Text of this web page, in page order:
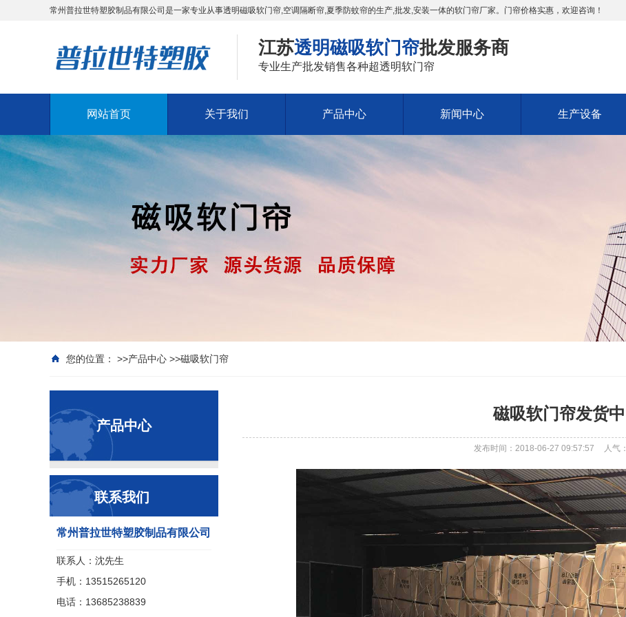
常州普拉世特塑胶制品有限公司是一家专业从事透明磁吸软门帘,空调隔断帘,夏季防蚊帘的生产,批发,安装一体的软门帘厂家。门帘价格实惠，欢迎咨询！
江苏透明磁吸软门帘批发服务商
专业生产批发销售各种超透明软门帘
网站首页 关于我们 产品中心 新闻中心 生产设备
您的位置： >>产品中心 >>磁吸软门帘
产品中心
联系我们
常州普拉世特塑胶制品有限公司
联系人：沈先生
手机：13515265120
电话：13685238839
磁吸软门帘发货中
发布时间：2018-06-27 09:57:57 人气：